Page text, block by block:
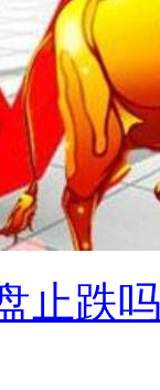
止跌吗